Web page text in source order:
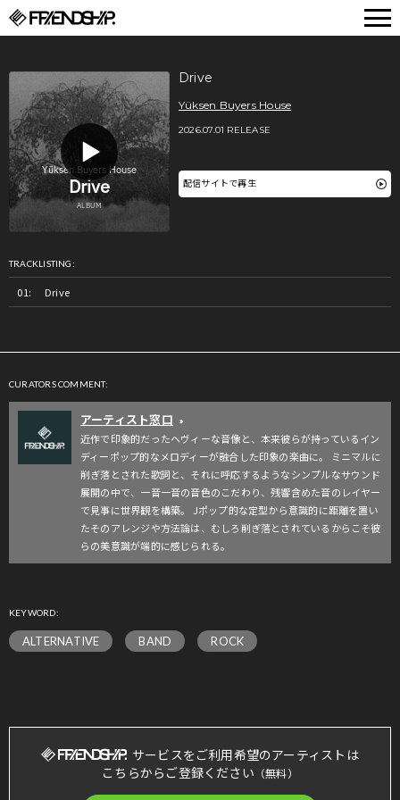
Drive
Yüksen Buyers House
2026.07.01 RELEASE
配信サイトで再生
TRACKLISTING:
Drive
CURATORS COMMENT:
アーティスト窓口 »
近作で印象的だったヘヴィーな音像と、本来彼らが持っているイン
ディーポップ的なメロディーが融合した印象の楽曲に。 ミニマルに
削ぎ落とされた歌詞と、それに呼応するようなシンプルなサウンド
展開の中で、一音一音の音色のこだわり、残響含めた音のレイヤー
で見事に世界観を構築。 Jポップ的な定型から意識的に距離を置い
たそのアレンジや方法論は、むしろ削ぎ落とされているからこそ彼
らの美意識が端的に感じられる。
KEYWORD:
ALTERNATIVE BAND ROCK
サービスをご利用希望のアーティストは
こちらからご登録ください （無料）